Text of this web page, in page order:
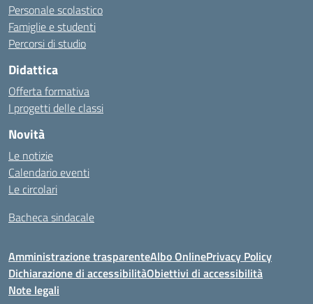
Personale scolastico
Famiglie e studenti
Percorsi di studio
Didattica
Offerta formativa
I progetti delle classi
Novità
Le notizie
Calendario eventi
Le circolari
Bacheca sindacale
Amministrazione trasparenteAlbo OnlinePrivacy Policy
Dichiarazione di accessibilitàObiettivi di accessibilità
Note legali